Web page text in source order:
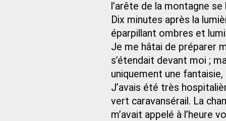
l’arête de la montagne
Dix minutes après la
éparpillant ombres et
Je me hâtai de préparer
s’étendait devant moi ;
uniquement une
J’avais été très
vert caravansérail. La
m’avait appelé à l’heure